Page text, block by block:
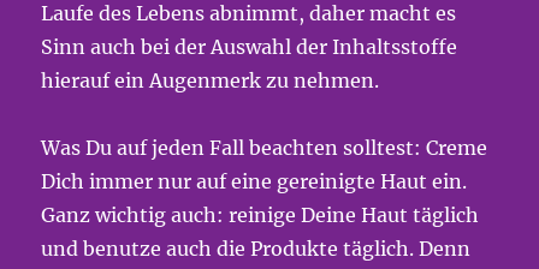
Laufe des Lebens abnimmt, daher macht es
Sinn auch bei der Auswahl der Inhaltsstoffe
hierauf ein Augenmerk zu nehmen.
Was Du auf jeden Fall beachten solltest: Creme
Dich immer nur auf eine gereinigte Haut ein.
Ganz wichtig auch: reinige Deine Haut täglich
und benutze auch die Produkte täglich. Denn